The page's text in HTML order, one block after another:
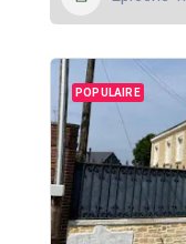
POPULAIRE